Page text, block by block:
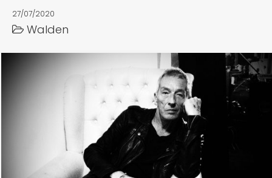
27/07/2020
Walden